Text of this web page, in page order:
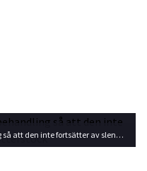
Du bör se över din läkemedelsbehandling så att den inte fortsätter av slentrian. Foto: Shutterstock